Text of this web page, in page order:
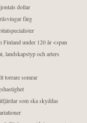
dollar
färg
under 120 år <span
landskapstyp och arters
torrare somrar
som ska skyddas